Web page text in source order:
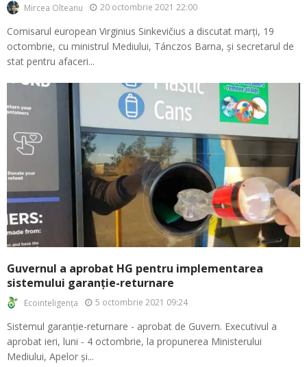
Mircea Olteanu 20 octombrie 2021 22:00
Comisarul european Virginius Sinkevičius a discutat marți, 19
octombrie, cu ministrul Mediului, Tánczos Barna, și secretarul de
stat pentru afaceri...
Guvernul a aprobat HG pentru implementarea
sistemului garanție-returnare
Ecointeligența 5 octombrie 2021 09:24
Sistemul garanție-returnare - aprobat de Guvern. Executivul a
aprobat ieri, luni - 4 octombrie, la propunerea Ministerului
Mediului, Apelor și...